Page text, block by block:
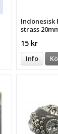
Indonesisk
strass
15 kr
Info